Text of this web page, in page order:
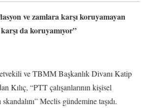
ve zamlara karşı koruyamayan
da koruyamıyor”
ve TBMM Başkanlık Divanı Katip
Kılıç, “PTT çalışanlarının kişisel
Meclis gündemine taşıdı.